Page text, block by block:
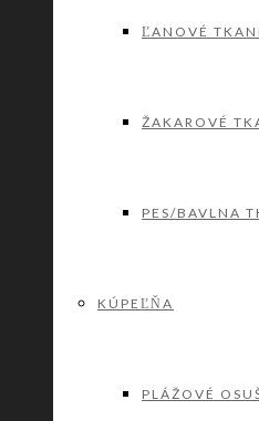
ĽANOVÉ
ŽAKAROVÉ
PES/BAVLNA
KÚPEĽŇA
PLÁŽOVÉ